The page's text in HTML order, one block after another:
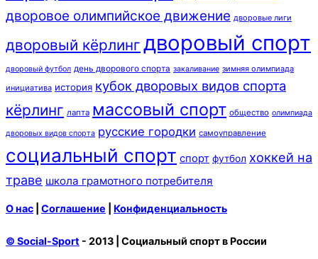
дворовое олимпийское движение дворовые лиги
дворовый кёрлинг дворовый спорт
дворовый футбол день дворового спорта закаливание зимняя олимпиада
инициатива история кубок дворовых видов спорта
кёрлинг лапта массовый спорт общество олимпиада
дворовых видов спорта русские городки самоуправление
социальный спорт спорт футбол хоккей на
траве школа грамотного потребителя
О нас Соглашение Конфиденциальность
© Social-Sport - 2013 | Социальный спорт в России